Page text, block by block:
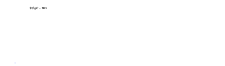
$X/giờ - TBD